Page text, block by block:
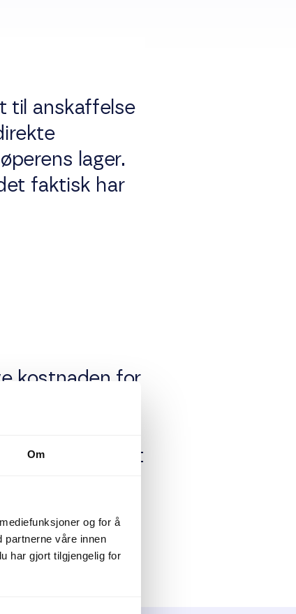
Om
og for å
partnerne våre innen
har gjort tilgjengelig for
til anskaffelse
lager.
faktisk har
kostnaden for
forbundet
av den
Inntakskost
hensyn til